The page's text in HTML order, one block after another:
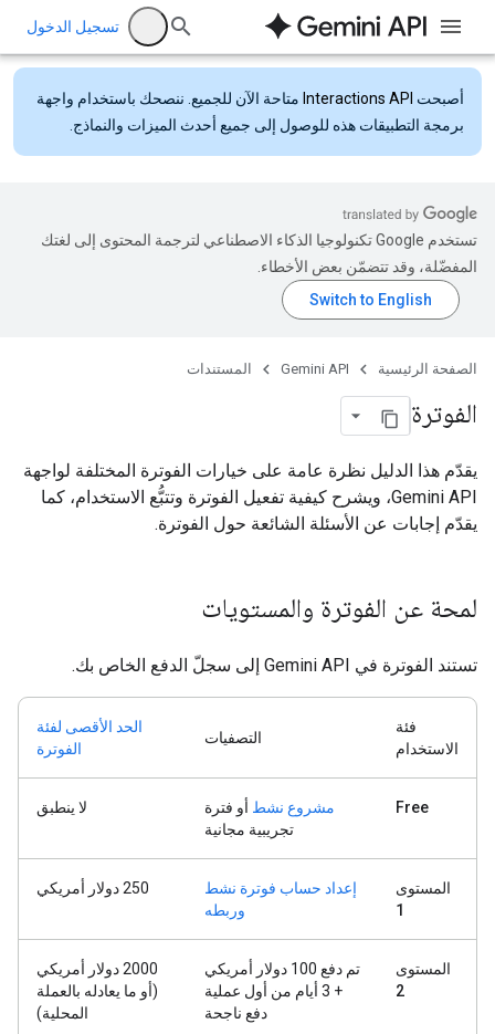
تسجيل الدخول
أصبحت Interactions API متاحة الآن للجميع. ننصحك باستخدام واجهة
برمجة التطبيقات هذه للوصول إلى جميع أحدث الميزات والنماذج.
تستخدم Google تكنولوجيا الذكاء الاصطناعي لترجمة المحتوى إلى لغتك
المفضّلة، وقد تتضمّن بعض الأخطاء.
الصفحة الرئيسية Gemini API المستندات
الفوترة
يقدّم هذا الدليل نظرة عامة على خيارات الفوترة المختلفة لواجهة
Gemini API، ويشرح كيفية تفعيل الفوترة وتتبُّع الاستخدام، كما
يقدّم إجابات عن الأسئلة الشائعة حول الفوترة.
لمحة عن الفوترة والمستويات
تستند الفوترة في Gemini API إلى سجلّ الدفع الخاص بك.
فئة
الاستخدام
التصفيات
الحد الأقصى لفئة
الفوترة
Free مشروع نشط أو فترة
تجريبية مجانية
لا ينطبق
المستوى
1
إعداد حساب فوترة نشط
وربطه
‫250 دولار أمريكي
المستوى
2
تم دفع 100 دولار أمريكي
+ 3 أيام من أول عملية
دفع ناجحة
2000 دولار أمريكي
(أو ما يعادله بالعملة
المحلية)